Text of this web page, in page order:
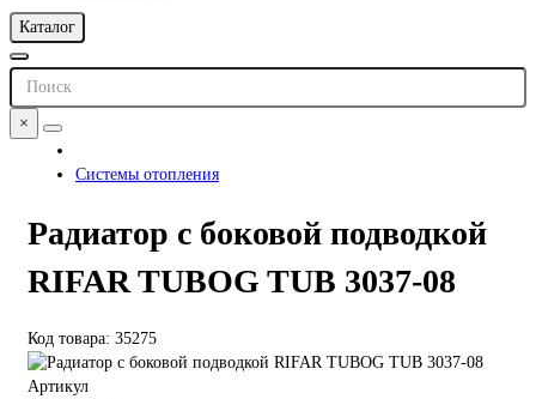
Каталог
×
Системы отопления
Радиатор с боковой подводкой
RIFAR TUBOG TUB 3037-08
Код товара: 35275
Артикул